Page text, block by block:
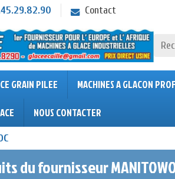
Contact
GRAIN PILEE MACHINES A GLACON
NOUS CONTACTER
du fournisseur